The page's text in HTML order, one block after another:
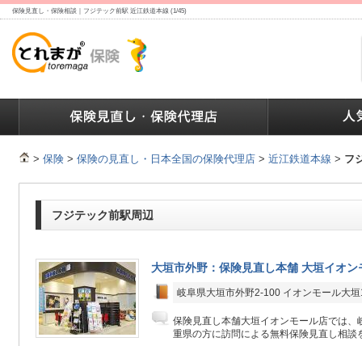
保険見直し・保険相談｜フジテック前駅 近江鉄道本線 (1/45)
> 保険 > 保険の見直し・日本全国の保険代理店 > 近江鉄道本線 > フ
フジテック前駅周辺
大垣市外野：保険見直し本舗 大垣イオン
岐阜県大垣市外野2-100 イオンモール大
保険見直し本舗大垣イオンモール店では、
重県の方に訪問による無料保険見直し相談